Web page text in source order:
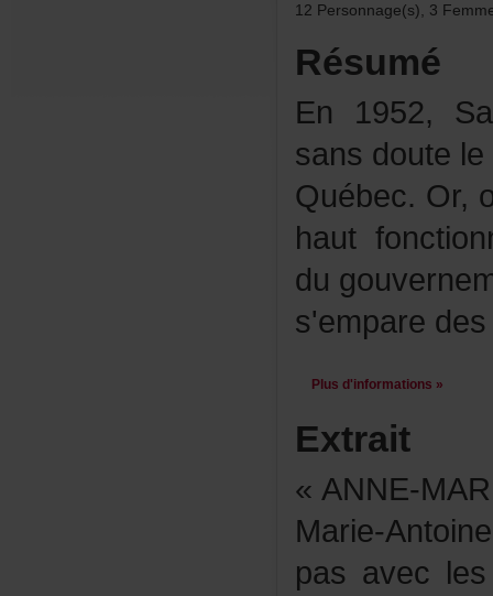
Résumé
Plusd'informations»
Extrait
«ANNE-
Marie-